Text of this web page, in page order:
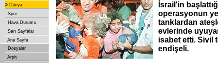
» Dünya
Spor
Hava Durumu
Sarı Sayfalar
Ana Sayfa
Dosyalar
Arşiv
İsrail'in
operasyonun
tanklardan
evlerinde
isabet etti. Sivil
endişeli.